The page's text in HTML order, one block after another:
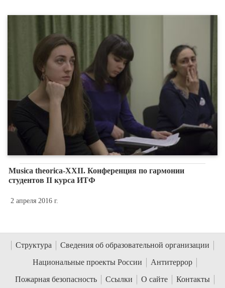
Musica theorica-XXII. Конференция по гармонии
студентов II курса ИТФ
2 апреля 2016 г.
Структура
Сведения об образовательной организации
Национальные проекты России
Антитеррор
Пожарная безопасность
Ссылки О сайте Контакты